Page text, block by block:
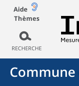
Aide
Thèmes
RECHERCHE
Commune